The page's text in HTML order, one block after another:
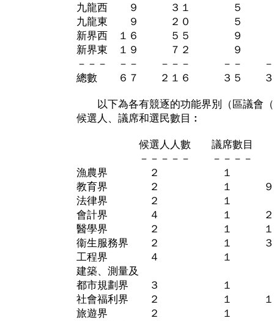
九龍西 ９ ３１ ５ ４３
九龍東 ９ ２０ ５ ５５
新界西 １６ ５５ ９ ９
新界東 １９ ７２ ９ ８
－－－ －－ －－－ －－ －－
總數 ６７ ２１６ ３５ ３，４
以下為各有競逐的功能界別（區議會（
候選人、議席和選民數目︰
候選人人數 議席數目
－－－－－ －－－－
漁農界 ２ １ １
教育界 ２ １ ９２，
法律界 ２ １ ６，
會計界 ４ １ ２５，
醫學界 ２ １ １０，
衞生服務界 ２ １ ３７
工程界 ４ １ ９，
建築、測量及
都市規劃界 ３ １ ６，
社會福利界 ２ １ １４
旅遊界 ２ １ １，